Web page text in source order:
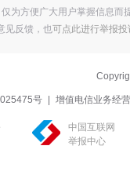
为方便广大用户掌握信息
见反馈， 也可点此进行举报投
号 增值电信业务经
中国互联网
举报中心